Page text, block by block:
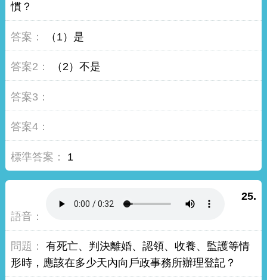
慣？
（1）是
（2）不是
1
25.
有死亡、判決離婚、認領、收養、監護等情
形時，應該在多少天內向戶政事務所辦理登記？